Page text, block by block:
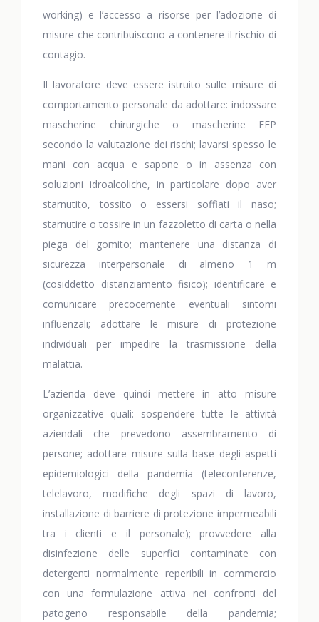
working) e l’accesso a risorse per l’adozione di
misure che contribuiscono a contenere il rischio di
contagio.
Il lavoratore deve essere istruito sulle misure di
comportamento personale da adottare: indossare
mascherine chirurgiche o mascherine FFP
secondo la valutazione dei rischi; lavarsi spesso le
mani con acqua e sapone o in assenza con
soluzioni idroalcoliche, in particolare dopo aver
starnutito, tossito o essersi soffiati il naso;
starnutire o tossire in un fazzoletto di carta o nella
piega del gomito; mantenere una distanza di
sicurezza interpersonale di almeno 1 m
(cosiddetto distanziamento fisico); identificare e
comunicare precocemente eventuali sintomi
influenzali; adottare le misure di protezione
individuali per impedire la trasmissione della
malattia.
L’azienda deve quindi mettere in atto misure
organizzative quali: sospendere tutte le attività
aziendali che prevedono assembramento di
persone; adottare misure sulla base degli aspetti
epidemiologici della pandemia (teleconferenze,
telelavoro, modifiche degli spazi di lavoro,
installazione di barriere di protezione impermeabili
tra i clienti e il personale); provvedere alla
disinfezione delle superfici contaminate con
detergenti normalmente reperibili in commercio
con una formulazione attiva nei confronti del
patogeno responsabile della pandemia;